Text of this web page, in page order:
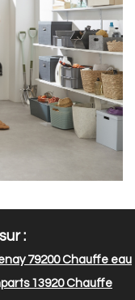
:
79200Chauffe eau
13920Chauffe